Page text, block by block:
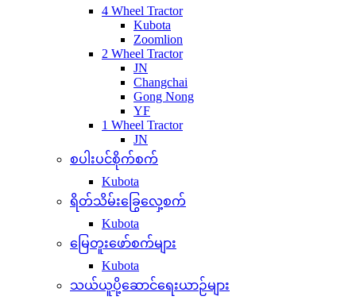
4 Wheel Tractor
Kubota
Zoomlion
2 Wheel Tractor
JN
Changchai
Gong Nong
YF
1 Wheel Tractor
JN
စပါးပင်စိုက်စက်
Kubota
ရိတ်သိမ်းခြွေလှေ့စက်
Kubota
မြေတူးဖော်စက်များ
Kubota
သယ်ယူပို့ဆောင်ရေးယာဉ်များ